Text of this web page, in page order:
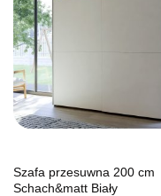
Szafa przesuwna 200 cm
Schach&matt Biały